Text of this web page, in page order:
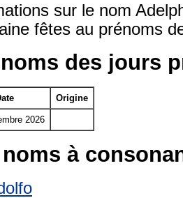
sur le nom
fêtes au prénoms
des jours
Origine
2026
noms à